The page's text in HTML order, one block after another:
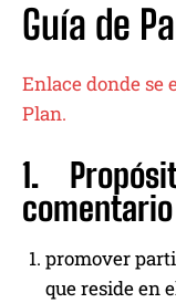
Guía de
Enlace donde se
Plan.
1.
promover
que reside en